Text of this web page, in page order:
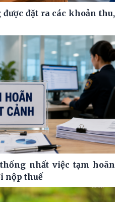
đặt ra các khoản thu,
nhất việc tạm hoãn
nộp thuế